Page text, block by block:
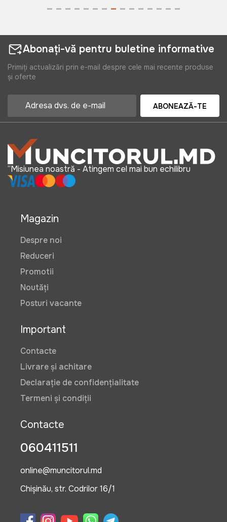
Abonați-vă pentru buletine informative
Primiți actualizări prin e-mail despre cele mai recente produse
și oferte
ABONEAZĂ-TE
“Misiunea noastră - Atingem cel mai bun echilibru
Magazin
Despre noi
Reduceri
Promotii
Noutăți
Posturi vacante
Important
Contacte
Livrare și achitare
Declarație de confidențialitate
Termeni și condiții
Contacte
060411511
online@muncitorul.md
Chișinău, str. Codrilor 16/1